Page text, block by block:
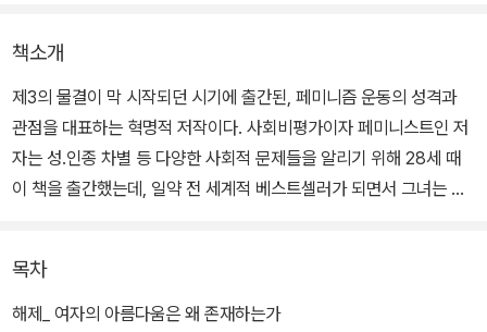
책소개
제3의 물결이 막 시작되던 시기에 출간된, 페미니즘 운동의 성격과
관점을 대표하는 혁명적 저작이다. 사회비평가이자 페미니스트인 저
자는 성.인종 차별 등 다양한 사회적 문제들을 알리기 위해 28세 때
이 책을 출간했는데, 일약 전 세계적 베스트셀러가 되면서 그녀는 대
저자는 아름다움을 이용하는 정치적.상업적 음모와 '흠 없는 미인'이
목차
해제_ 여자의 아름다움은 왜 존재하는가